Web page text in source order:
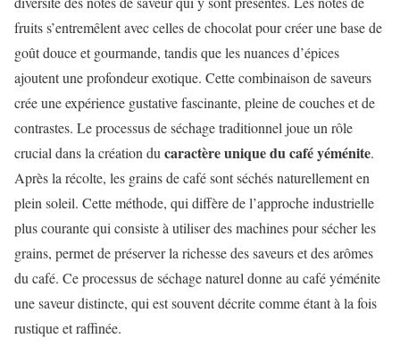
fruits s’entremêlent avec celles de chocolat pour créer une base de
goût douce et gourmande, tandis que les nuances d’épices
ajoutent une profondeur exotique. Cette combinaison de saveurs
crée une expérience gustative fascinante, pleine de couches et de
contrastes. Le processus de séchage traditionnel joue un rôle
crucial dans la création du caractère unique du café yéménite.
Après la récolte, les grains de café sont séchés naturellement en
plein soleil. Cette méthode, qui diffère de l’approche industrielle
plus courante qui consiste à utiliser des machines pour sécher les
grains, permet de préserver la richesse des saveurs et des arômes
du café. Ce processus de séchage naturel donne au café yéménite
une saveur distincte, qui est souvent décrite comme étant à la fois
rustique et raffinée.